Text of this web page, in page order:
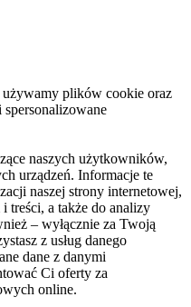
używamy plików cookie oraz
naszych użytkowników,
urządzeń. Informacje te
naszej strony internetowej,
treści, a także do analizy
– wyłącznie za Twoją
z usług danego
dane z danymi
Ci oferty za
online.